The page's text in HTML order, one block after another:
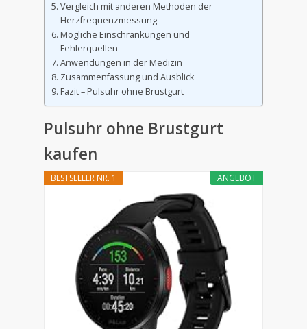
Vergleich mit anderen Methoden der
Herzfrequenzmessung
Mögliche Einschränkungen und
Fehlerquellen
Anwendungen in der Medizin
Zusammenfassung und Ausblick
Fazit – Pulsuhr ohne Brustgurt
Pulsuhr ohne Brustgurt
kaufen
ANGEBOT
BESTSELLER NR. 1